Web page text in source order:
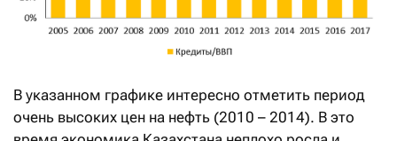
В указанном графике интересно отметить период
очень высоких цен на нефть (2010 – 2014). В это